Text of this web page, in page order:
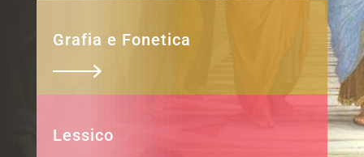
Grafia e Fonetica
Lessico